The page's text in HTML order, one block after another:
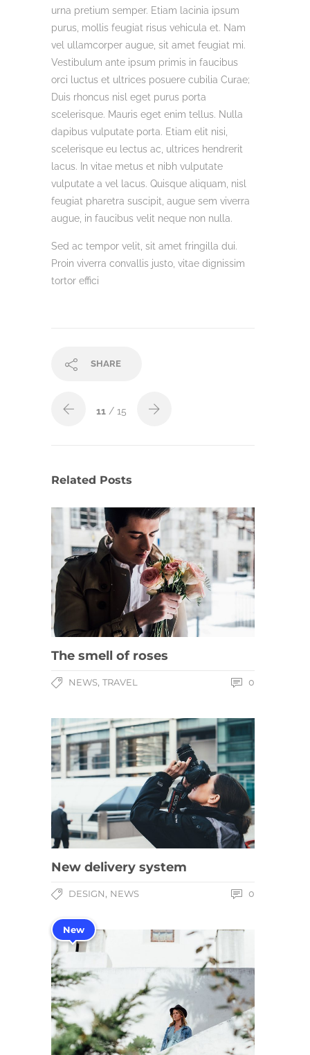
urna pretium semper. Etiam lacinia ipsum
purus, mollis feugiat risus vehicula et. Nam
vel ullamcorper augue, sit amet feugiat mi.
Vestibulum ante ipsum primis in faucibus
orci luctus et ultrices posuere cubilia Curae;
Duis rhoncus nisl eget purus porta
scelerisque. Mauris eget enim tellus. Nulla
dapibus vulputate porta. Etiam elit nisi,
scelerisque eu lectus ac, ultrices hendrerit
lacus. In vitae metus et nibh vulputate
vulputate a vel lacus. Quisque aliquam, nisl
feugiat pharetra suscipit, augue sem viverra
augue, in faucibus velit neque non nulla.
Sed ac tempor velit, sit amet fringilla dui.
Proin viverra convallis justo, vitae dignissim
tortor effici
SHARE
11 / 15
Related Posts
The smell of roses
NEWS, TRAVEL 0
New delivery system
DESIGN, NEWS 0
New